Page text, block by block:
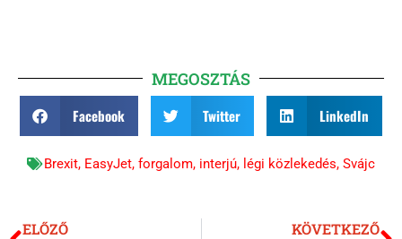
MEGOSZTÁS
Facebook Twitter LinkedIn
Brexit, EasyJet, forgalom, interjú, légi közlekedés, Svájc
ELŐZŐ KÖVETKEZŐ